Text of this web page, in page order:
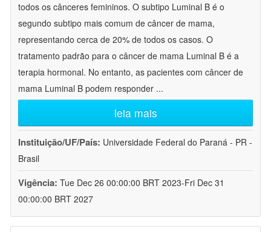
todos os cânceres femininos. O subtipo Luminal B é o
segundo subtipo mais comum de câncer de mama,
representando cerca de 20% de todos os casos. O
tratamento padrão para o câncer de mama Luminal B é a
terapia hormonal. No entanto, as pacientes com câncer de
mama Luminal B podem responder ...
leia mais
Instituição/UF/País: Universidade Federal do Paraná - PR -
Brasil
Vigência: Tue Dec 26 00:00:00 BRT 2023-Fri Dec 31
00:00:00 BRT 2027